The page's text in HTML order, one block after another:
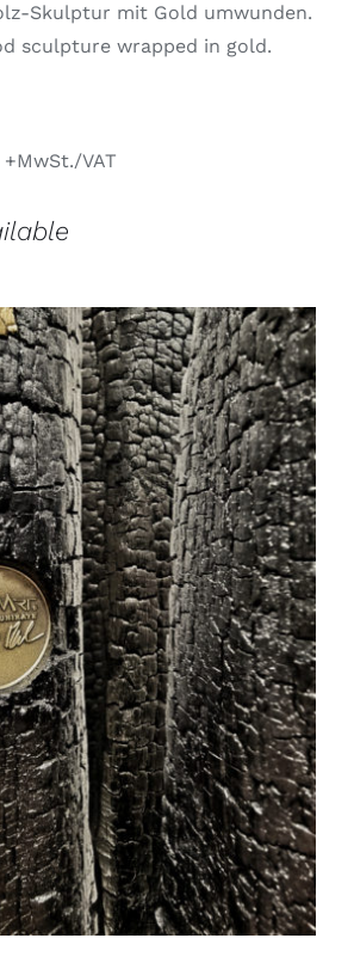
Skulptur mit Gold umwunden.
sculpture wrapped in gold.
VAT